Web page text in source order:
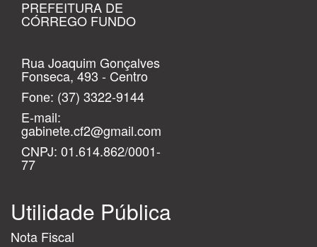
PREFEITURA DE
CÓRREGO FUNDO
Rua Joaquim Gonçalves
Fonseca, 493 - Centro
Fone: (37) 3322-9144
E-mail:
gabinete.cf2@gmail.com
CNPJ: 01.614.862/0001-
77
Utilidade Pública
Nota Fiscal